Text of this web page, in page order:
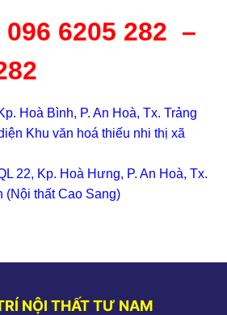
096 6205 282 –
Hoà Bình, P. An Hoà, Tx. Trảng
Khu văn hoá thiếu nhi thị xã
22, Kp. Hoà Hưng, P. An Hoà, Tx.
(Nội thất Cao Sang)
NỘI THẤT TƯ NAM